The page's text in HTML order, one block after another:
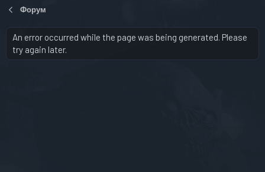
Форум
An error occurred while the page was being generated. Please
try again later.